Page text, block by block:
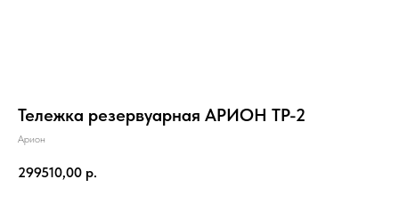
Тележка резервуарная АРИОН ТР-2
Арион
299510,00 р.